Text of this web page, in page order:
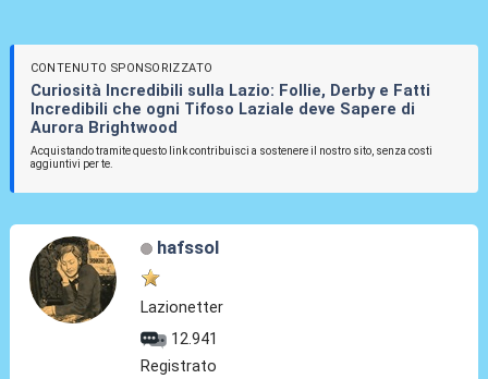
CONTENUTO SPONSORIZZATO
Curiosità Incredibili sulla Lazio: Follie, Derby e Fatti
Incredibili che ogni Tifoso Laziale deve Sapere di
Aurora Brightwood
Acquistando tramite questo link contribuisci a sostenere il nostro sito, senza costi
aggiuntivi per te.
hafssol
Lazionetter
12.941
Registrato